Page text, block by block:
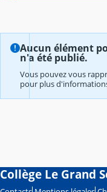
Aucun élément
n'a été publié.
Vous pouvez vous
pour plus
Collège Le Grand